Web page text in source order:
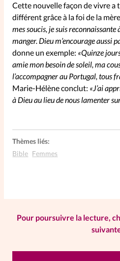
SpirituElles
SpirituElles devient
Aujourd’hui!
La Boutique
La Pause
éditions
La rédaction
Mon compte
Cette nouvelle façon de vivre a
différent grâce à la foi de la
mes soucis, je suis reconnaissante
manger. Dieu m’encourage aussi
donne un exemple: «Quinze
amie mon besoin de soleil, ma
l’accompagner au Portugal, tous
Marie-Hélène conclut: «J’ai
à Dieu au lieu de nous lamenter
Thèmes liés:
Bible Femmes
Pour poursuivre la lecture,